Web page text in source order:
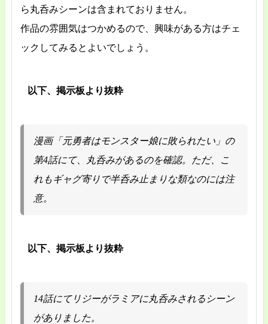
ら丸呑みシーンは含まれておりません。
作品の雰囲気はつかめるので、興味がある方はチェ
ックしてみるとよいでしょう。
以下、掲示板より抜粋
漫画「元勇者はモンスター娘に敗られたい」の
第4話にて、丸呑みがあるのを確認。ただ、こ
れもギャグ寄りで半呑み止まりな類なのには注
意。
以下、掲示板より抜粋
14話にてリジーがラミアに丸呑みされるシーン
がありました。